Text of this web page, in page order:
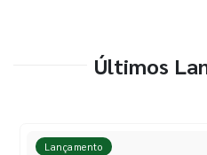
Últimos
Lançamento